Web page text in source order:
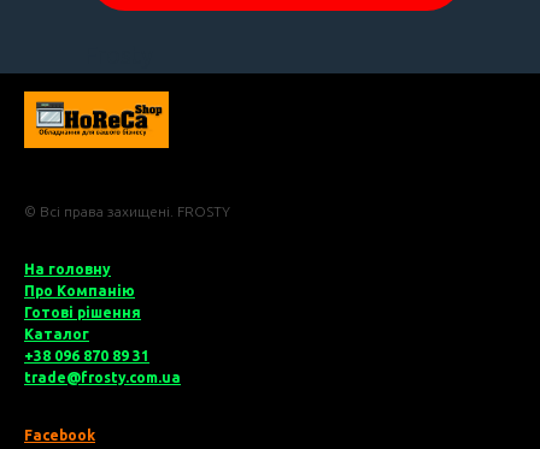
© Всі права захищені. FROSTY
На головну
Про Компанію
Готові рішення
Каталог
+38 096 870 89 31
trade@frosty.com.ua
Facebook